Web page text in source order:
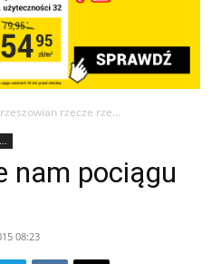
rzecze rze...
nam pociągu
08:23